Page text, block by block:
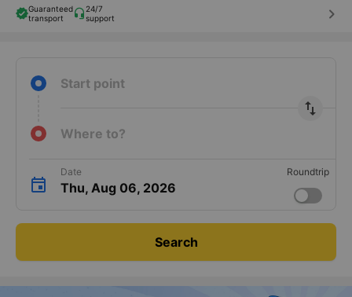
Guaranteed
transport
24/7
support
keyboard_arrow_right
Start point
import_export
Where to?
Date
Thu, Aug 06, 2026
Roundtrip
Search